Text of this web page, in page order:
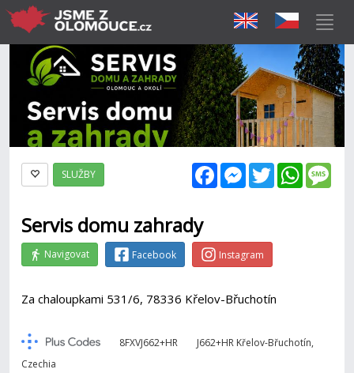
FacebookMessenger
Twitter
SLUŽBY
Servis domu zahrady
Navigovat Facebook Instagram
Za chaloupkami 531/6, 78336 Křelov-Břuchotín
8FXVJ662+HR
J662+HR Křelov-Břuchotín,
Czechia